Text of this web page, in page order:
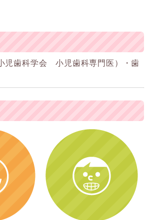
児歯科学会 小児歯科専門医）・歯